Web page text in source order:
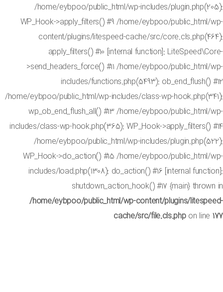
/home/eybpoo/public_html/wp-includes/
WP_Hook->apply_filters() #9 /home/eybpoo/
content/plugins/litespeed-cache/src/
apply_filters() #10 [internal function]:
>send_headers_force() #11 /home/eybpoo/
includes/functions.php(5493):
/home/eybpoo/public_html/wp-includes/class-wp-
wp_ob_end_flush_all() #13 /home/eybpoo/
includes/class-wp-hook.php(365): WP_Hook-
/home/eybpoo/public_html/wp-includes/
WP_Hook->do_action() #15 /home/eybpoo/
includes/load.php(1308): do_action() #16 [internal
shutdown_action_hook() #17 {main}
/home/eybpoo/public_html/wp-content/plugins/
cache/src/file.cls.phpon